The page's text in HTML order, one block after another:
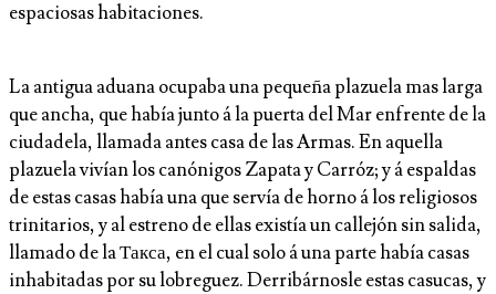
espaciosas habitaciones.
La antigua aduana ocupaba una pequeña plazuela mas larga
que ancha, que había junto á la puerta del Mar enfrente de la
ciudadela, llamada antes casa de las Armas. En aquella
plazuela vivían los canónigos Zapata y Carróz; y á espaldas
de estas casas había una que servía de horno á los religiosos
trinitarios, y al estreno de ellas existía un callejón sin salida,
llamado de la Такса, en el cual solo á una parte había casas
inhabitadas por su lobreguez. Derribárnosle estas casucas, y